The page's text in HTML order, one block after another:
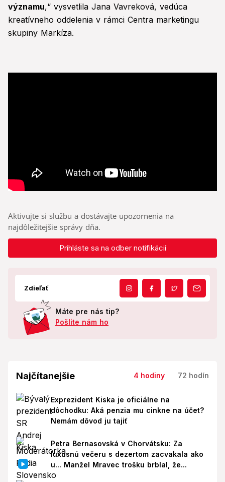
významu,“ vysvetlila Jana Vavreková, vedúca
kreatívneho oddelenia v rámci Centra marketingu
skupiny Markíza.
Aktivujte si službu a dostávajte upozornenia na
najdôležitejšie správy dňa.
Prihláste sa na odber notifikácií
Zdieľať
Máte pre nás tip?
Pošlite nám ho
Najčítanejšie 4 hodiny 72 hodín
Exprezident Kiska je oficiálne na
dôchodku: Aká penzia mu cinkne na účet?
Nemám dôvod ju tajiť
Petra Bernasovská v Chorvátsku: Za
luxusnú večeru s dezertom zacvakala ako
u... Manžel Mravec trošku brblal, že...